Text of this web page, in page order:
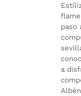
paso
a